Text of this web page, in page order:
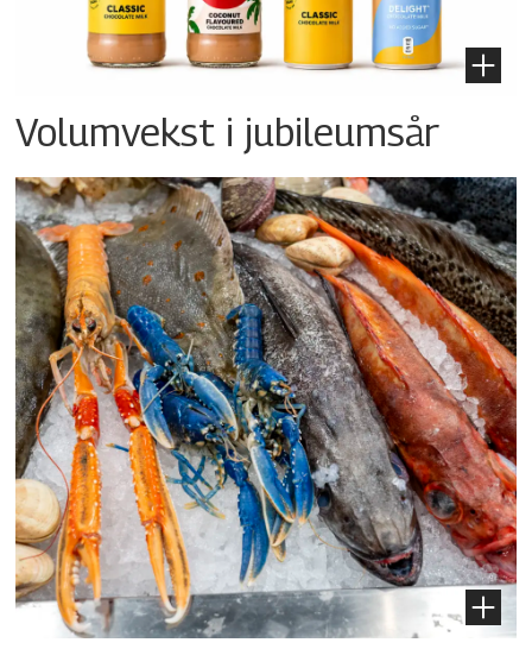
Volumvekst i jubileumsår